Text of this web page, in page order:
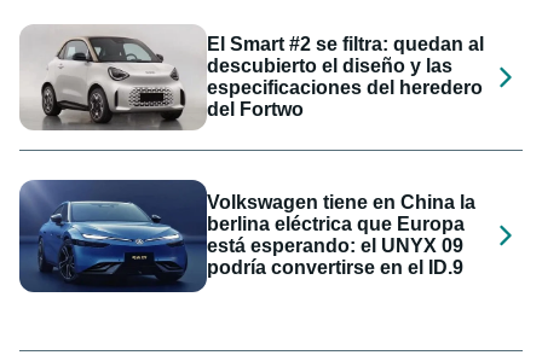
El Smart #2 se filtra: quedan al
descubierto el diseño y las
especificaciones del heredero
del Fortwo
Volkswagen tiene en China la
berlina eléctrica que Europa
está esperando: el UNYX 09
podría convertirse en el ID.9